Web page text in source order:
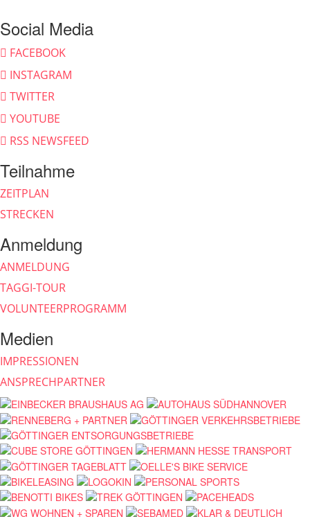
Social Media
FACEBOOK
INSTAGRAM
TWITTER
YOUTUBE
RSS NEWSFEED
Teilnahme
ZEITPLAN
STRECKEN
Anmeldung
ANMELDUNG
TAGGI-TOUR
VOLUNTEERPROGRAMM
Medien
IMPRESSIONEN
ANSPRECHPARTNER